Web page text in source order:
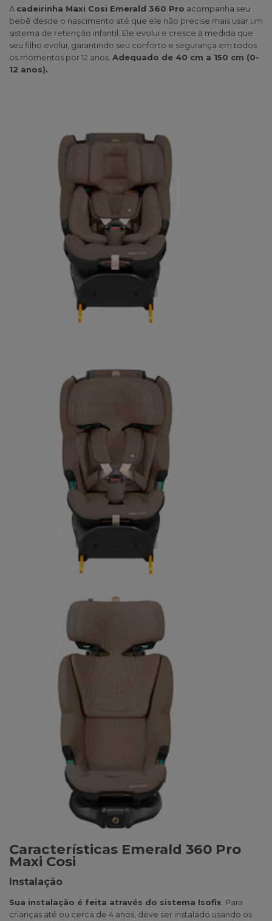
A cadeirinha Maxi Cosi Emerald 360 Pro acompanha seu
bebê desde o nascimento até que ele não precise mais usar um
sistema de retenção infantil. Ele evolui e cresce à medida que
seu filho evolui, garantindo seu conforto e segurança em todos
os momentos por 12 anos. Adequado de 40 cm a 150 cm (0-
12 anos).
Características Emerald 360 Pro
Maxi Cosi
Instalação
Sua instalação é feita através do sistema Isofix. Para
crianças até ou cerca de 4 anos, deve ser instalado usando os